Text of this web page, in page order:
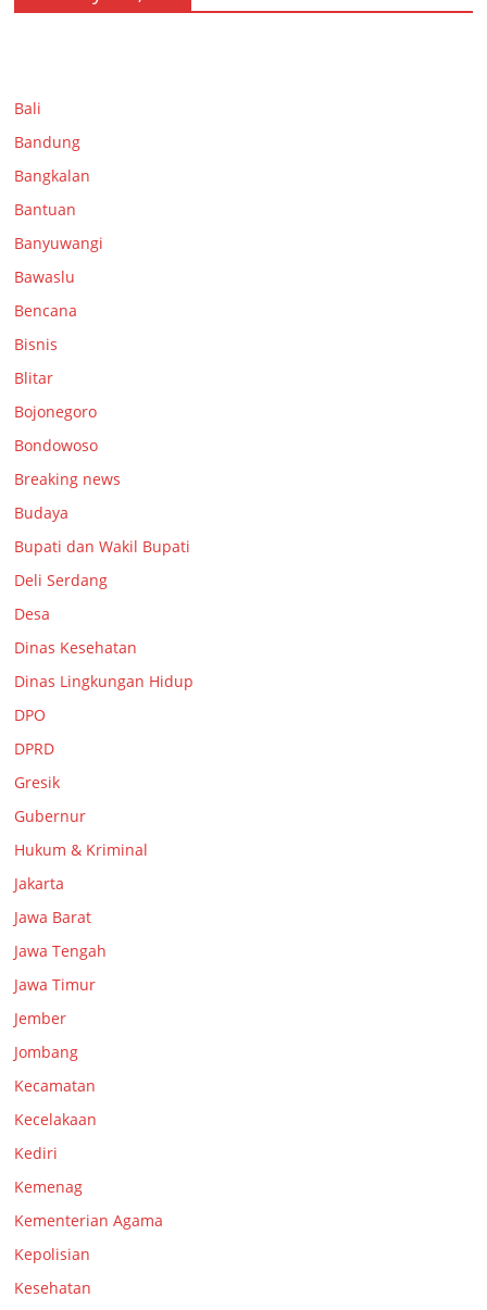
Bali
Bandung
Bangkalan
Bantuan
Banyuwangi
Bawaslu
Bencana
Bisnis
Blitar
Bojonegoro
Bondowoso
Breaking news
Budaya
Bupati dan Wakil Bupati
Deli Serdang
Desa
Dinas Kesehatan
Dinas Lingkungan Hidup
DPO
DPRD
Gresik
Gubernur
Hukum & Kriminal
Jakarta
Jawa Barat
Jawa Tengah
Jawa Timur
Jember
Jombang
Kecamatan
Kecelakaan
Kediri
Kemenag
Kementerian Agama
Kepolisian
Kesehatan